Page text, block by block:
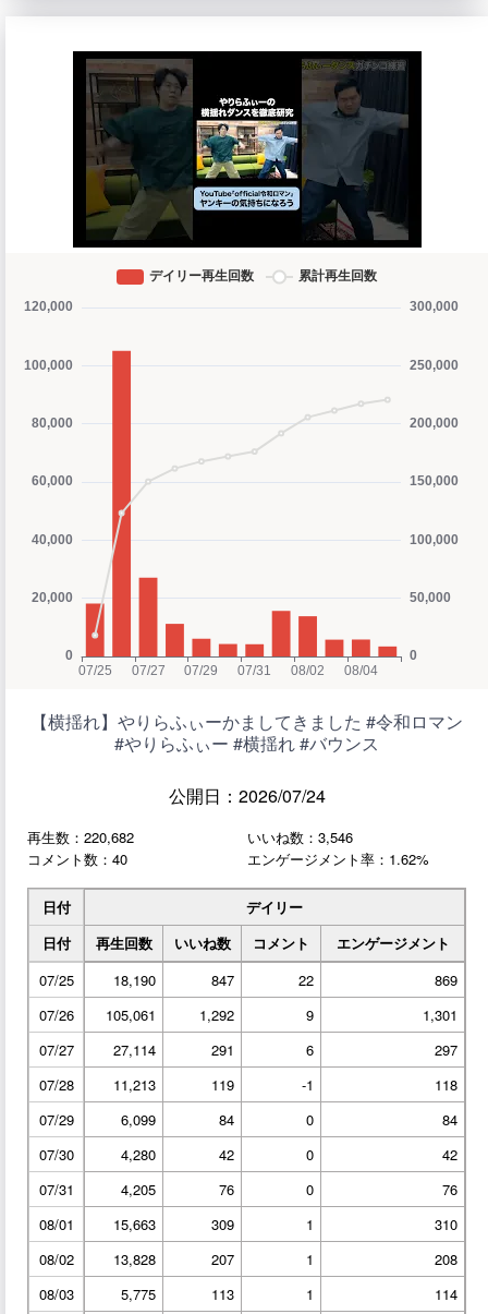
【横揺れ】やりらふぃーかましてきました #令和ロマン
#やりらふぃー #横揺れ #バウンス
公開日：2026/07/24
再生数：220,682
いいね数：3,546
コメント数：40
エンゲージメント率：1.62%
日付
デイリー
日付
再生回数 いいね数 コメント
エンゲージメント
07/25
18,190 847 22
869
07/26
105,061 1,292 9
1,301
07/27
27,114 291 6
297
07/28
11,213 119 -1
118
07/29
6,099 84 0
84
07/30
4,280 42 0
42
07/31
4,205 76 0
76
08/01
15,663 309 1
310
08/02
13,828 207 1
208
08/03
5,775 113 1
114